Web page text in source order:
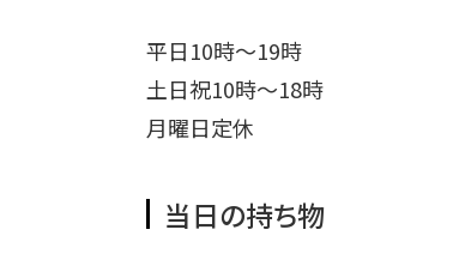
平日10時〜19時
土日祝10時〜18時
月曜日定休
当日の持ち物